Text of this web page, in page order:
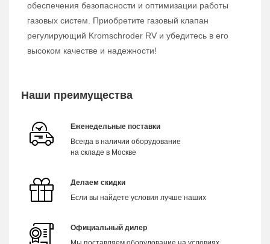
обеспечения безопасности и оптимизации работы
газовых систем. Приобретите газовый клапан
регулирующий Kromschroder RV и убедитесь в его
высоком качестве и надежности!
Наши преимущества
Еженедельные поставки
Всегда в наличии оборудование
на складе в Москве
Делаем скидки
Если вы найдете условия лучше наших
Официальный дилер